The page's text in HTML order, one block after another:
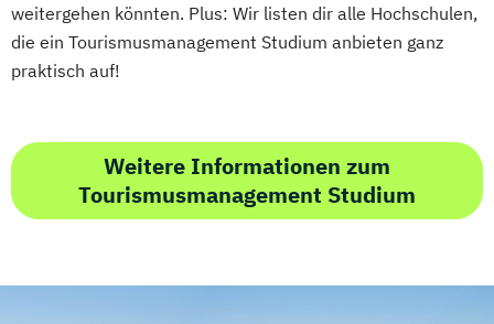
weitergehen könnten. Plus: Wir listen dir alle Hochschulen,
die ein Tourismusmanagement Studium anbieten ganz
praktisch auf!
Weitere Informationen zum
Tourismusmanagement Studium